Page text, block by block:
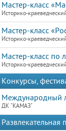
Мастер-класс
Историко-
Мастер-класс
Историко-
Мастер-класс по
Историко-
Конкурсы,
Международный
ДК "КАМАЗ"
Развлекательная